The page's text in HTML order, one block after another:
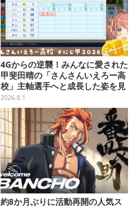
4Gからの逆襲！みんなに愛された
甲斐田晴の「さんさんいえろー高
校」主軸選手へと成長した姿を見
よ【特集】
2026.8.1
約8か月ぶりに活動再開の人気ス